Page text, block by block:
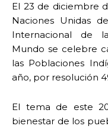
El 23 de diciembre
Naciones Unidas
Internacional de
Mundo se celebre
las Poblaciones
año, por resolución
El tema de este
bienestar de los